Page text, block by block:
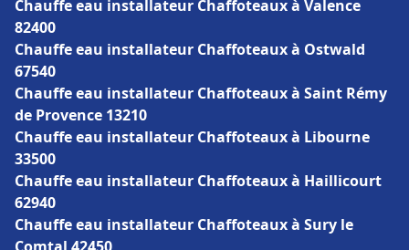
Chauffe eau installateur Chaffoteaux à Valence
82400
Chauffe eau installateur Chaffoteaux à Ostwald
67540
Chauffe eau installateur Chaffoteaux à Saint Rémy
de Provence 13210
Chauffe eau installateur Chaffoteaux à Libourne
33500
Chauffe eau installateur Chaffoteaux à Haillicourt
62940
Chauffe eau installateur Chaffoteaux à Sury le